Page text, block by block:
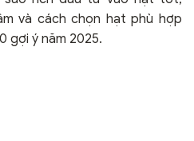
và cách chọn hạt phù hợp
gợi ý năm 2025.